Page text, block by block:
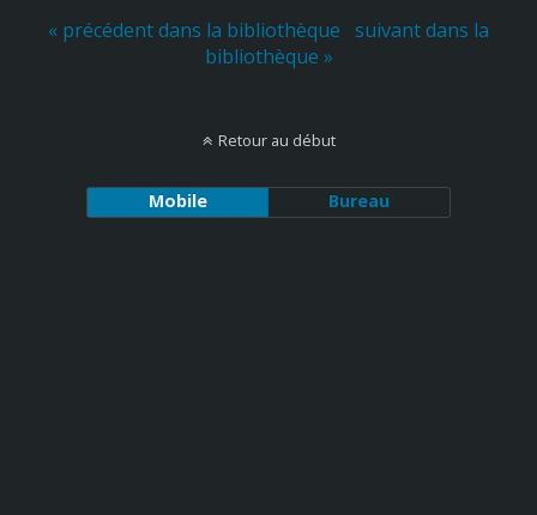
« précédent dans la bibliothèque suivant dans la
bibliothèque »
Retour au début
Mobile Bureau